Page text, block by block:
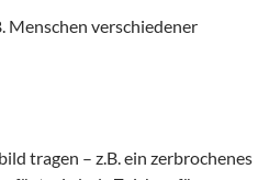
Menschen verschiedener
tragen – z.B. ein zerbrochenes